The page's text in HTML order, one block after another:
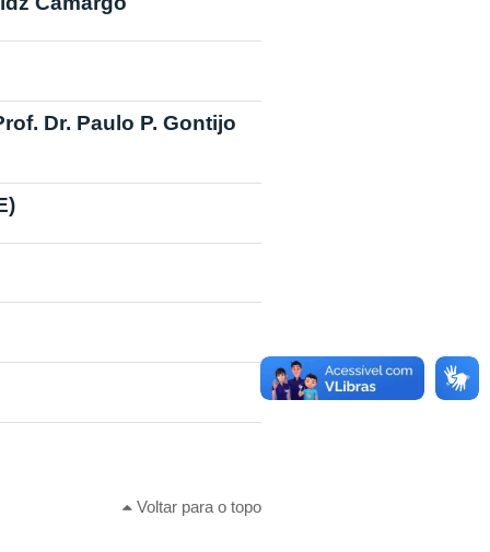
Dr. Paulo P. Gontijo
Voltar para o topo